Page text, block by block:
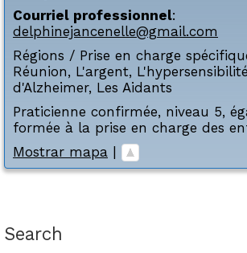
Courriel professionnel:
delphinejancenelle@gmail.com
Régions / Prise en charge
Réunion, L'argent, L'hypersensibilité
d'Alzheimer, Les Aidants
Praticienne confirmée, niveau 5,
formée à la prise en charge des
Mostrar mapa |
Search